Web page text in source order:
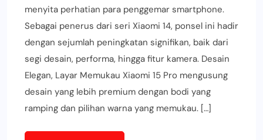
menyita perhatian para penggemar smartphone.
Sebagai penerus dari seri Xiaomi 14, ponsel ini hadir
dengan sejumlah peningkatan signifikan, baik dari
segi desain, performa, hingga fitur kamera. Desain
Elegan, Layar Memukau Xiaomi 15 Pro mengusung
desain yang lebih premium dengan bodi yang
ramping dan pilihan warna yang memukau. […]